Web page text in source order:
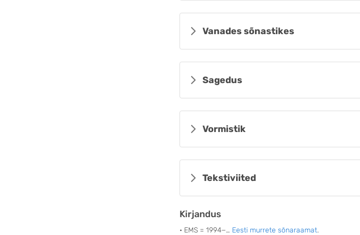
Vanades sõnastikes
Sagedus
Vormistik
Tekstiviited
Kirjandus
• EMS = 1994−… Eesti murrete sõnaraamat.